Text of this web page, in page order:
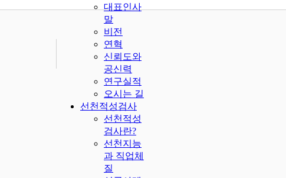
대표인사
말
비전
연혁
신뢰도와
공신력
연구실적
오시는 길
선천적성검사
선천적성
검사란?
선천지능
과 직업체
질